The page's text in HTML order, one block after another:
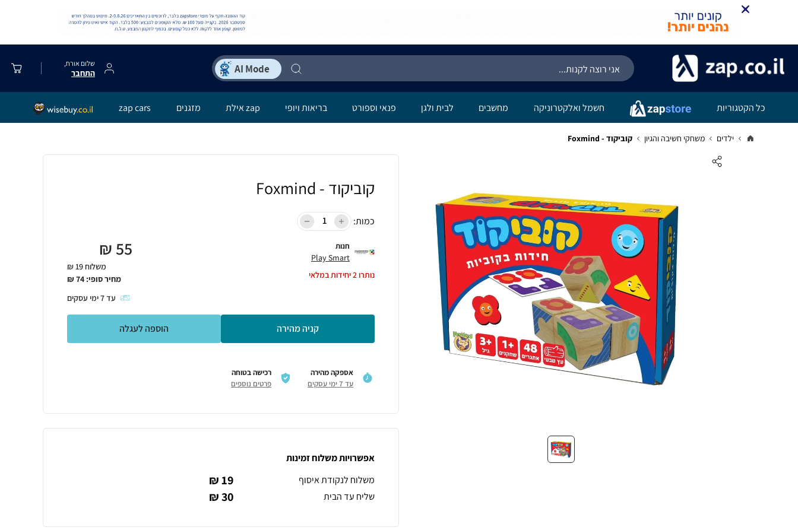
שלום אורח,
התחבר
כל הקטגוריות חשמל ואלקטרוניקה מחשבים לבית ולגן פנאי וספורט בריאות ויופי zap אילת מזגנים zap cars
ילדים משחקי חשיבה והגיון קוביקוד - Foxmind
קוביקוד - Foxmind
כמות:
חנות
Play Smart
נותרו2יחידות במלאי
55
₪
משלוח 19 ₪
מחיר סופי: 74
₪
עד7ימי עסקים
קניה מהירה הוספה לעגלה
אספקה מהירה
עד 7 ימי עסקים
רכישה בטוחה
פרטים נוספים
אפשרויות משלוח זמינות
משלוח לנקודת איסוף
19 ₪
שליח עד הבית 30 ₪